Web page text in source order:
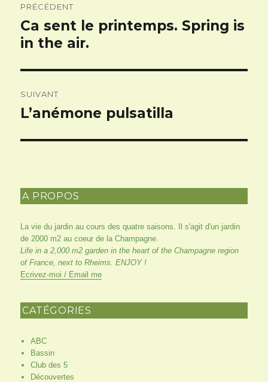
de
l’article
PRÉCÉDENT
Article
précédent :
Ca sent le printemps. Spring is
in the air.
SUIVANT
Article
L’anémone pulsatilla
A PROPOS
La vie du jardin au cours des quatre saisons. Il s'agit d'un jardin
de 2000 m2 au coeur de la Champagne.
Life in a 2,000 m2 garden in the heart of the Champagne region
of France, next to Rheims. ENJOY !
Ecrivez-moi / Email me
CATÉGORIES
ABC
Bassin
Club des 5
Découvertes